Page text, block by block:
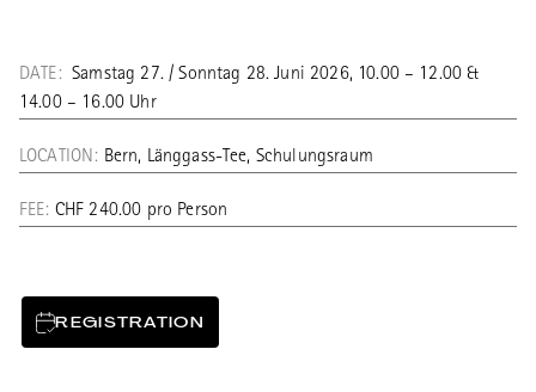
DATE:Samstag 27. / Sonntag 28. Juni 2026, 10.00 – 12.00 &
14.00 – 16.00 Uhr
LOCATION: Bern, Länggass-Tee, Schulungsraum
FEE: CHF 240.00 pro Person
REGISTRATION